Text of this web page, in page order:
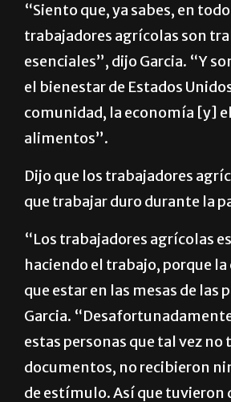
“Siento que, ya sabes, en
trabajadores agrícolas son
esenciales”, dijo Garcia. “Y
el bienestar de Estados
comunidad, la economía [y]
alimentos”.
Dijo que los trabajadores
que trabajar duro durante la
“Los trabajadores agrícolas
haciendo el trabajo, porque
que estar en las mesas de las
Garcia.
estas personas que tal vez no
documentos, no recibieron
de estímulo. Así que tuvieron